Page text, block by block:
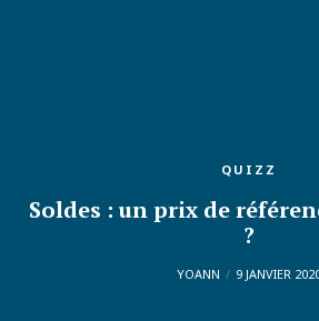
QUIZZ
Soldes : un prix de
?
YOANN 9 JANVIER